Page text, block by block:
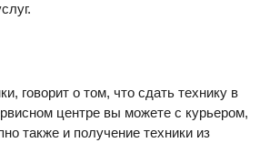
говорит о том, что сдать технику в
центре вы можете с курьером,
также и получение техники из